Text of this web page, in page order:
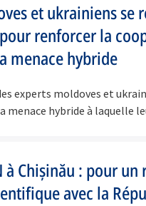
et ukrainiens se
pour renforcer la
menace hybride
experts moldoves et
menace hybride à laquelle
à Chișinău : pour
avec la